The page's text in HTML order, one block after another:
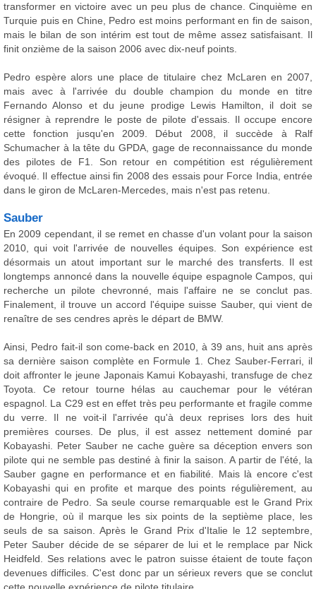
transformer en victoire avec un peu plus de chance. Cinquième en
Turquie puis en Chine, Pedro est moins performant en fin de saison,
mais le bilan de son intérim est tout de même assez satisfaisant. Il
finit onzième de la saison 2006 avec dix-neuf points.
Pedro espère alors une place de titulaire chez McLaren en 2007,
mais avec à l'arrivée du double champion du monde en titre
Fernando Alonso et du jeune prodige Lewis Hamilton, il doit se
résigner à reprendre le poste de pilote d'essais. Il occupe encore
cette fonction jusqu'en 2009. Début 2008, il succède à Ralf
Schumacher à la tête du GPDA, gage de reconnaissance du monde
des pilotes de F1. Son retour en compétition est régulièrement
évoqué. Il effectue ainsi fin 2008 des essais pour Force India, entrée
dans le giron de McLaren-Mercedes, mais n'est pas retenu.
Sauber
En 2009 cependant, il se remet en chasse d'un volant pour la saison
2010, qui voit l'arrivée de nouvelles équipes. Son expérience est
désormais un atout important sur le marché des transferts. Il est
longtemps annoncé dans la nouvelle équipe espagnole Campos, qui
recherche un pilote chevronné, mais l'affaire ne se conclut pas.
Finalement, il trouve un accord l'équipe suisse Sauber, qui vient de
renaître de ses cendres après le départ de BMW.
Ainsi, Pedro fait-il son come-back en 2010, à 39 ans, huit ans après
sa dernière saison complète en Formule 1. Chez Sauber-Ferrari, il
doit affronter le jeune Japonais Kamui Kobayashi, transfuge de chez
Toyota. Ce retour tourne hélas au cauchemar pour le vétéran
espagnol. La C29 est en effet très peu performante et fragile comme
du verre. Il ne voit-il l'arrivée qu'à deux reprises lors des huit
premières courses. De plus, il est assez nettement dominé par
Kobayashi. Peter Sauber ne cache guère sa déception envers son
pilote qui ne semble pas destiné à finir la saison. A partir de l'été, la
Sauber gagne en performance et en fiabilité. Mais là encore c'est
Kobayashi qui en profite et marque des points régulièrement, au
contraire de Pedro. Sa seule course remarquable est le Grand Prix
de Hongrie, où il marque les six points de la septième place, les
seuls de sa saison. Après le Grand Prix d'Italie le 12 septembre,
Peter Sauber décide de se séparer de lui et le remplace par Nick
Heidfeld. Ses relations avec le patron suisse étaient de toute façon
devenues difficiles. C'est donc par un sérieux revers que se conclut